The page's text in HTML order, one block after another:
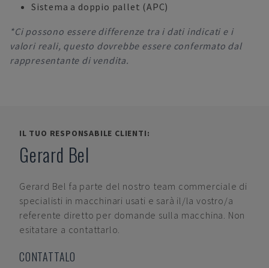
Sistema a doppio pallet (APC)
*Ci possono essere differenze tra i dati indicati e i
valori reali, questo dovrebbe essere confermato dal
rappresentante di vendita.
IL TUO RESPONSABILE CLIENTI:
Gerard Bel
Gerard Bel fa parte del nostro team commerciale di
specialisti in macchinari usati e sarà il/la vostro/a
referente diretto per domande sulla macchina. Non
esitatare a contattarlo.
CONTATTALO